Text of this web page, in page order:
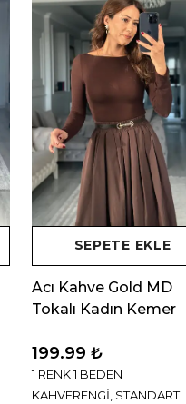
SEPETE EKLE
Acı Kahve Gold MD
Tokalı Kadın Kemer
199.99 ₺
1 RENK 1 BEDEN
KAHVERENGİ, STANDART